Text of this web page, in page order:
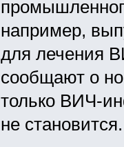
например,
для лечения
сообщают о
только ВИЧ-
не